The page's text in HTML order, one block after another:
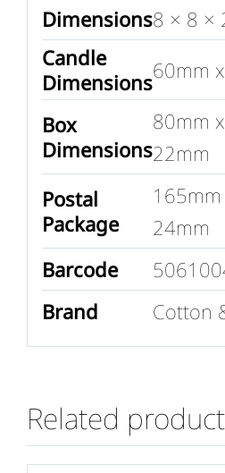
Dimensions8 × 8 ×
Candle
Dimensions60mm
Box
Dimensions
80mm
22mm
Postal
Package
24mm
Barcode
Brand
Cotton
Related